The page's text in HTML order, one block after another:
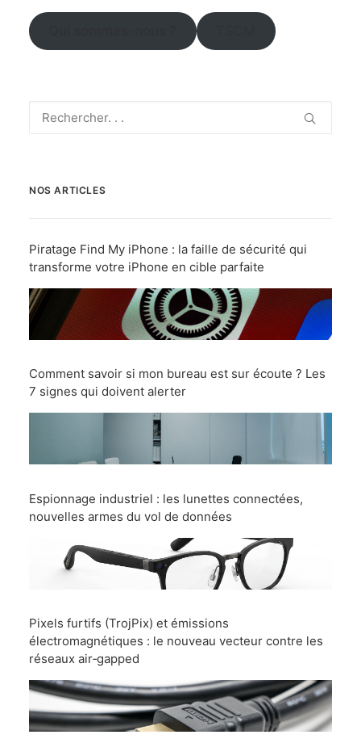
NOS ARTICLES
Piratage Find My iPhone : la faille de sécurité qui
transforme votre iPhone en cible parfaite
Comment savoir si mon bureau est sur écoute ? Les
7 signes qui doivent alerter
Espionnage industriel : les lunettes connectées,
nouvelles armes du vol de données
Pixels furtifs (TrojPix) et émissions
électromagnétiques : le nouveau vecteur contre les
réseaux air‑gapped